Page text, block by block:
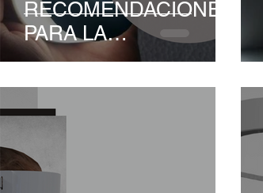
RECOMENDACIONES
PARA LA
INSTALACIÓN DEL
ACRÍLICO